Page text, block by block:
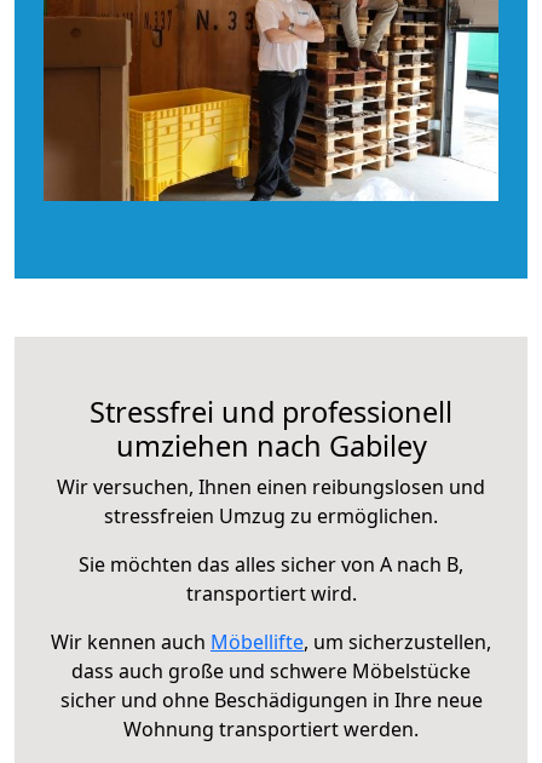
Stressfrei und professionell
umziehen nach Gabiley
Wir versuchen, Ihnen einen reibungslosen und
stressfreien Umzug zu ermöglichen.
Sie möchten das alles sicher von A nach B,
transportiert wird.
Wir kennen auch Möbellifte, um sicherzustellen,
dass auch große und schwere Möbelstücke
sicher und ohne Beschädigungen in Ihre neue
Wohnung transportiert werden.